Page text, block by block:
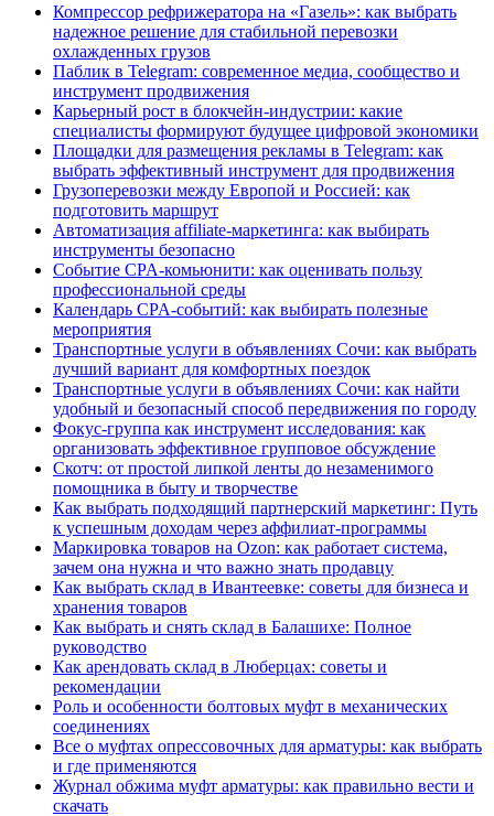
Компрессор рефрижератора на «Газель»: как выбрать
надежное решение для стабильной перевозки
охлажденных грузов
Паблик в Telegram: современное медиа, сообщество и
инструмент продвижения
Карьерный рост в блокчейн-индустрии: какие
специалисты формируют будущее цифровой экономики
Площадки для размещения рекламы в Telegram: как
выбрать эффективный инструмент для продвижения
Грузоперевозки между Европой и Россией: как
подготовить маршрут
Автоматизация affiliate-маркетинга: как выбирать
инструменты безопасно
Событие CPA-комьюнити: как оценивать пользу
профессиональной среды
Календарь CPA-событий: как выбирать полезные
мероприятия
Транспортные услуги в объявлениях Сочи: как выбрать
лучший вариант для комфортных поездок
Транспортные услуги в объявлениях Сочи: как найти
удобный и безопасный способ передвижения по городу
Фокус-группа как инструмент исследования: как
организовать эффективное групповое обсуждение
Скотч: от простой липкой ленты до незаменимого
помощника в быту и творчестве
Как выбрать подходящий партнерский маркетинг: Путь
к успешным доходам через аффилиат-программы
Маркировка товаров на Ozon: как работает система,
зачем она нужна и что важно знать продавцу
Как выбрать склад в Ивантеевке: советы для бизнеса и
хранения товаров
Как выбрать и снять склад в Балашихе: Полное
руководство
Как арендовать склад в Люберцах: советы и
рекомендации
Роль и особенности болтовых муфт в механических
соединениях
Все о муфтах опрессовочных для арматуры: как выбрать
и где применяются
Журнал обжима муфт арматуры: как правильно вести и
скачать